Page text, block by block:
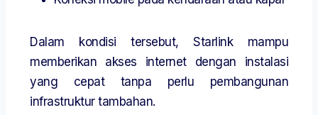
Dalam kondisi tersebut, Starlink mampu
memberikan akses internet dengan instalasi
yang cepat tanpa perlu pembangunan
infrastruktur tambahan.